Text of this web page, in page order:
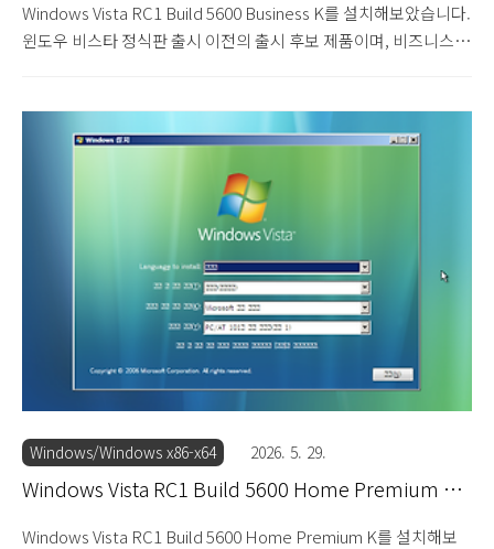
Windows Vista RC1 Build 5600 Business K를 설치해보았습니다.
윈도우 비스타 정식판 출시 이전의 출시 후보 제품이며, 비즈니스 K
인 홈 프리미엄보다는 기능이 많은 중간 위치의 에디션입니다. 그래
서 기업이 아닌 일반 사용자나 가정에서도 이 에디션을 사용한 사례
가 많습니다. 이후에 출시된 윈도우 7의 프로페셔널 에디션에 해당
합니다. 메신저와 미디어 플레이어 프로그램의 포함 유무에 따라 K
와 KN으로 나뉩니다. 설치 DVD를 넣고 부팅하면 로딩 화면이 지나
갑니다. 윈도우 비스타 RC1 빌드 5600의 설치를 시작합니다. 한글
이 깨집니다. 다음을 눌러 설치를 진..
Windows/Windows x86-x64 2026. 5. 29.
Windows Vista RC1 Build 5600 Home Premium K
Windows Vista RC1 Build 5600 Home Premium K를 설치해보